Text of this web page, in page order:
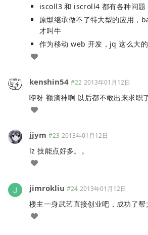
iscoll3 和 iscroll4 都有各种问题
原型继承做不了特大型的应用，
才叫牛
作为移动 web 开发，jq 这么大
kenshin54 #22 2013年01月12日
咿呀 额滴神啊 以后都不敢出来求职
jjym #23 2013年01月12日
lz 技能点好多。。
jimrokliu #24 2013年01月12日
楼主一身武艺直接创业吧，成功了帮